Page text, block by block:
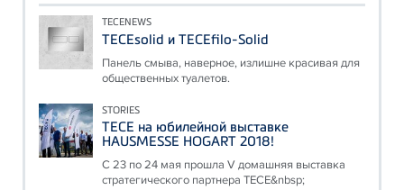
TECENEWS
TECEsolid и TECEfilo-Solid
Панель смыва, наверное, излишне красивая для
общественных туалетов.
STORIES
ТЕСЕ на юбилейной выставке
HAUSMESSE HOGART 2018!
С 23 по 24 мая прошла V домашняя выставка
стратегического партнера ТЕСЕ&nbsp;